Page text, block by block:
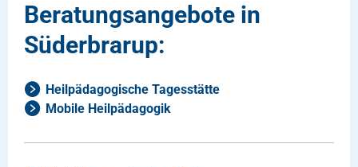
Beratungsangebote in
Süderbrarup:
Heilpädagogische Tagesstätte
Mobile Heilpädagogik